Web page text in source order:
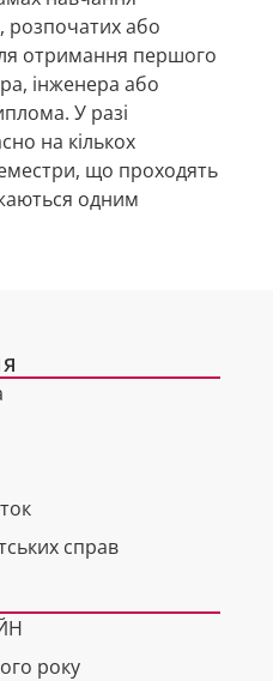
розпочатих або
отримання першого
інженера або
У разі
на кількох
що проходять
одним
справ
року